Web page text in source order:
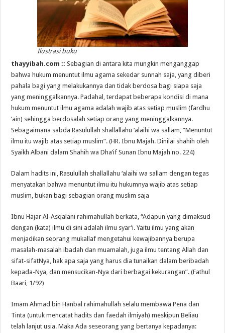
Ilustrasi buku
thayyibah.com ::Sebagian di antara kita mungkin menganggap
bahwa hukum menuntut ilmu agama sekedar sunnah saja, yang diberi
pahala bagi yang melakukannya dan tidak berdosa bagi siapa saja
yang meninggalkannya. Padahal, terdapat beberapa kondisi di mana
hukum menuntut ilmu agama adalah wajib atas setiap muslim (fardhu
‘ain) sehingga berdosalah setiap orang yang meninggalkannya.
Sebagaimana sabda Rasulullah shallallahu ‘alaihi wa sallam, ”Menuntut
ilmu itu wajib atas setiap muslim”. (HR. Ibnu Majah. Dinilai shahih oleh
Syaikh Albani dalam Shahih wa Dha’if Sunan Ibnu Majah no. 224)
Dalam hadits ini, Rasulullah shallallahu ‘alaihi wa sallam dengan tegas
menyatakan bahwa menuntut ilmu itu hukumnya wajib atas setiap
muslim, bukan bagi sebagian orang muslim saja
Ibnu Hajar Al-Asqalani rahimahullah berkata, “Adapun yang dimaksud
dengan (kata) ilmu di sini adalah ilmu syar’i. Yaitu ilmu yang akan
menjadikan seorang mukallaf mengetahui kewajibannya berupa
masalah-masalah ibadah dan muamalah, juga ilmu tentang Allah dan
sifat-sifatNya, hak apa saja yang harus dia tunaikan dalam beribadah
kepada-Nya, dan mensucikan-Nya dari berbagai kekurangan”. (Fathul
Baari, 1/92)
Imam Ahmad bin Hanbal rahimahullah selalu membawa Pena dan
Tinta (untuk mencatat hadits dan faedah ilmiyah) meskipun Beliau
telah lanjut usia. Maka Ada seseorang yang bertanya kepadanya: